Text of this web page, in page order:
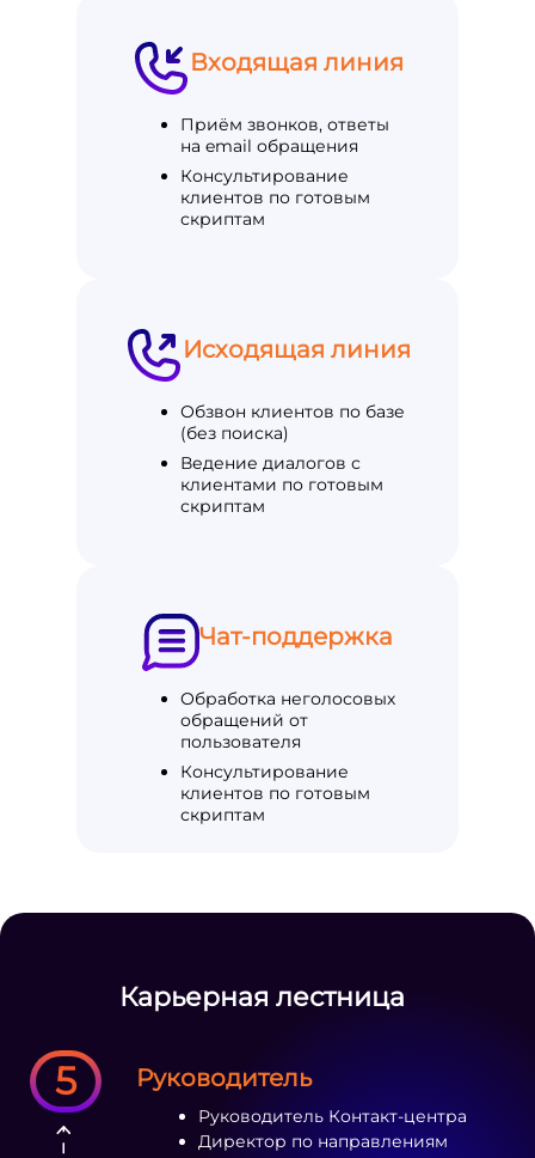
Входящая линия
Приём звонков, ответы
на email обращения
Консультирование
клиентов по готовым
скриптам
Исходящая линия
Обзвон клиентов по базе
(без поиска)
Ведение диалогов с
клиентами по готовым
скриптам
Чат-поддержка
Обработка неголосовых
обращений от
пользователя
Консультирование
клиентов по готовым
скриптам
Карьерная лестница
5 Руководитель
Руководитель Контакт-центра
Директор по направлениям